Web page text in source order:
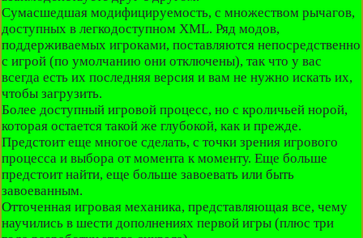
Сумасшедшая модифицируемость, с множеством рычагов,
доступных в легкодоступном XML. Ряд модов,
поддерживаемых игроками, поставляются непосредственно
с игрой (по умолчанию они отключены), так что у вас
всегда есть их последняя версия и вам не нужно искать их,
чтобы загрузить.
Более доступный игровой процесс, но с кроличьей норой,
которая остается такой же глубокой, как и прежде.
Предстоит еще многое сделать, с точки зрения игрового
процесса и выбора от момента к моменту. Еще больше
предстоит найти, еще больше завоевать или быть
завоеванным.
Отточенная игровая механика, представляющая все, чему
научились в шести дополнениях первой игры (плюс три